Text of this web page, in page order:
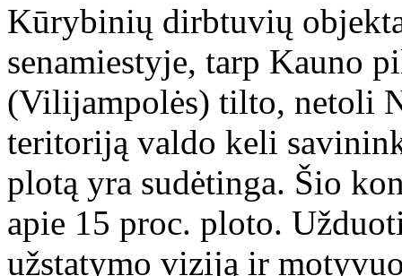
Kūrybinių dirbtuvių
senamiestyje, tarp Kauno
(Vilijampolės) tilto, netoli
teritoriją valdo keli
plotą yra sudėtinga. Šio
apie 15 proc. ploto.
užstatymo viziją ir